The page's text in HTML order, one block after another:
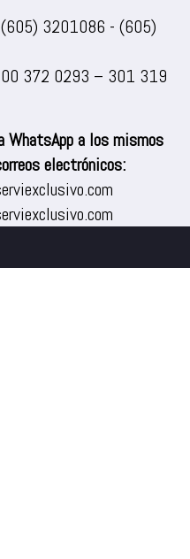
(605) 3201086 - (605)
372 0293 – 301 319
WhatsApp a los mismos
electrónicos: